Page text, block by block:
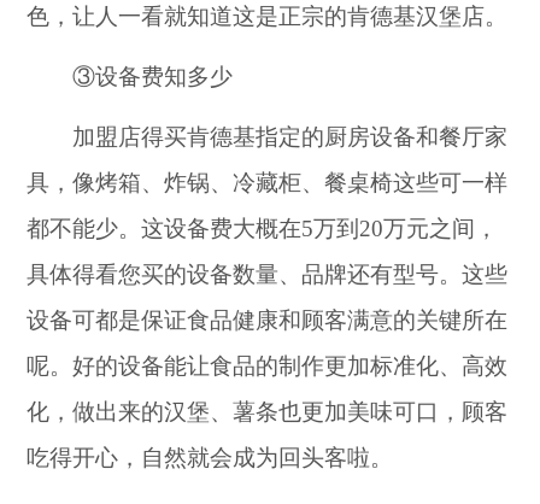
色，让人一看就知道这是正宗的肯德基汉堡店。
③设备费知多少
加盟店得买肯德基指定的厨房设备和餐厅家
具，像烤箱、炸锅、冷藏柜、餐桌椅这些可一样
都不能少。这设备费大概在5万到20万元之间，
具体得看您买的设备数量、品牌还有型号。这些
设备可都是保证食品健康和顾客满意的关键所在
呢。好的设备能让食品的制作更加标准化、高效
化，做出来的汉堡、薯条也更加美味可口，顾客
吃得开心，自然就会成为回头客啦。